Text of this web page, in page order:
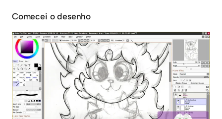
Comecei o desenho